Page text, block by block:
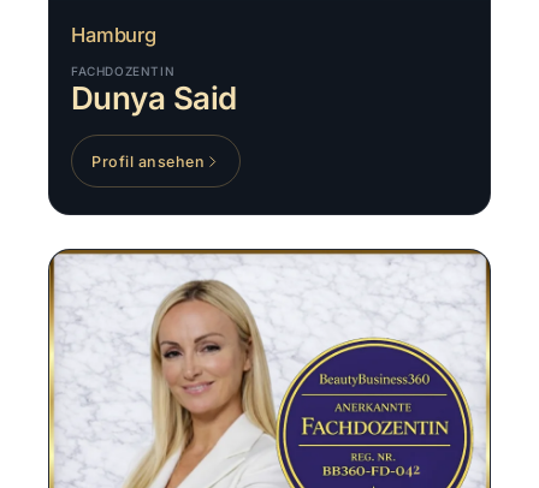
Hamburg
FACHDOZENTIN
Dunya Said
Profil ansehen